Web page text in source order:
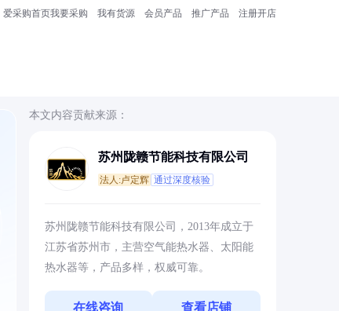
爱采购首页我要采购 我有货源 会员产品 推广产品 注册开店
本文内容贡献来源：
苏州陇赣节能科技有限公司
法人:卢定辉 通过深度核验
苏州陇赣节能科技有限公司，2013年成立于
江苏省苏州市，主营空气能热水器、太阳能
热水器等，产品多样，权威可靠。
在线咨询 查看店铺